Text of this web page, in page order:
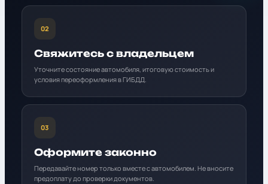
02
Свяжитесь с владельцем
Уточните состояние автомобиля, итоговую стоимость и
условия переоформления в ГИБДД.
03
Оформите законно
Передавайте номер только вместе с автомобилем. Не вносите
предоплату до проверки документов.